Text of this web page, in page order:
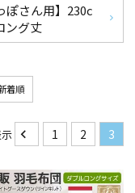
ぽさん用】230c
ング丈
着順
1 2 3